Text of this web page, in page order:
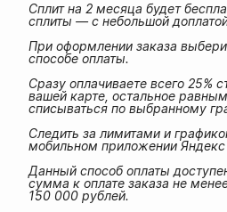
Сплит на 2 месяца будет
сплиты — с небольшой
При оформлении заказа
способе оплаты.
Сразу оплачиваете всего 25%
вашей карте, остальное
списываться по выбранному
Следить за лимитами и
мобильном приложении
Данный способ оплаты
сумма к оплате заказа не
150 000 рублей.